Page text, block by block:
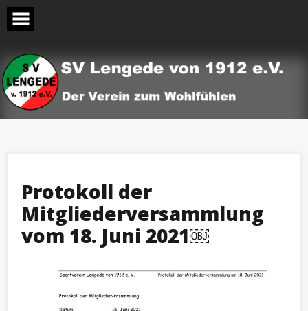
Skip
content
Protokoll der
Mitgliederversammlung
vom 18. Juni 2021￼